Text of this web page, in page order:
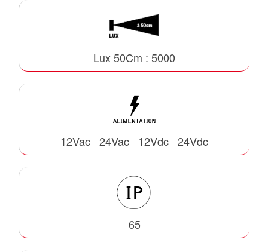
Lux 50Cm : 5000
12Vac 24Vac 12Vdc 24Vdc
65